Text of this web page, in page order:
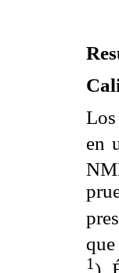
en
1